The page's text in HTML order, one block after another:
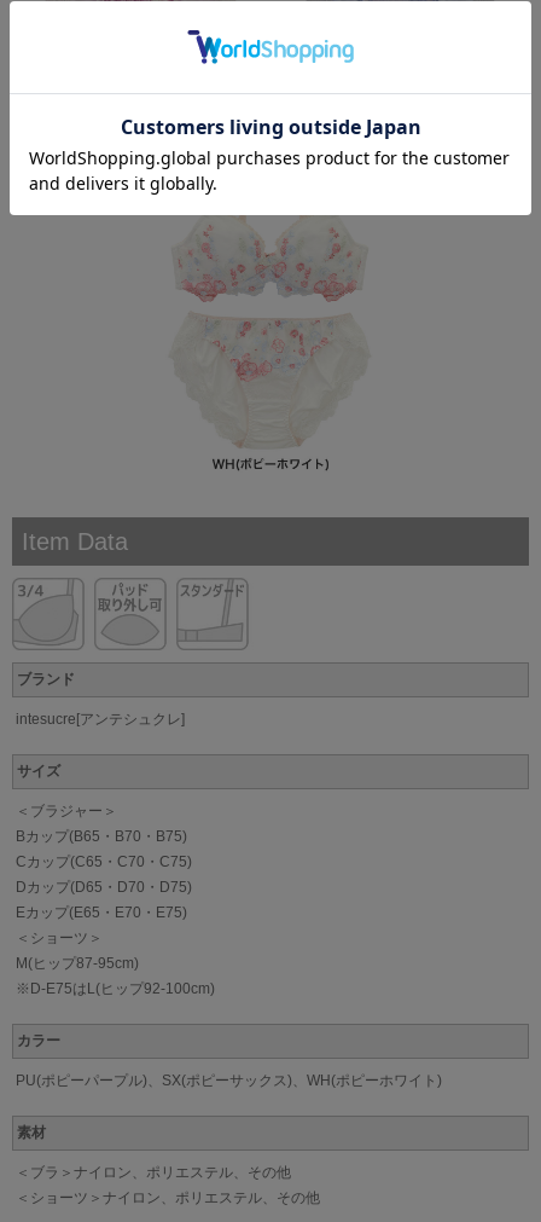
Item Data
ブランド
intesucre[アンテシュクレ]
サイズ
＜ブラジャー＞
Bカップ(B65・B70・B75)
Cカップ(C65・C70・C75)
Dカップ(D65・D70・D75)
Eカップ(E65・E70・E75)
＜ショーツ＞
M(ヒップ87-95cm)
※D-E75はL(ヒップ92-100cm)
カラー
PU(ポピーパープル)、SX(ポピーサックス)、WH(ポピーホワイト)
素材
＜ブラ＞ナイロン、ポリエステル、その他
＜ショーツ＞ナイロン、ポリエステル、その他